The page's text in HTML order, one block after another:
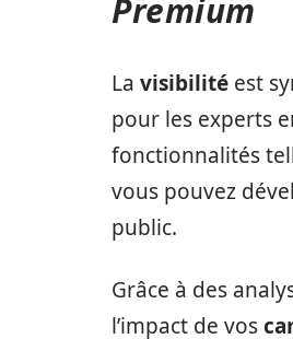
Premium
La visibilité est
pour les experts
fonctionnalités
vous pouvez
public.
Grâce à des
l’impact de vos